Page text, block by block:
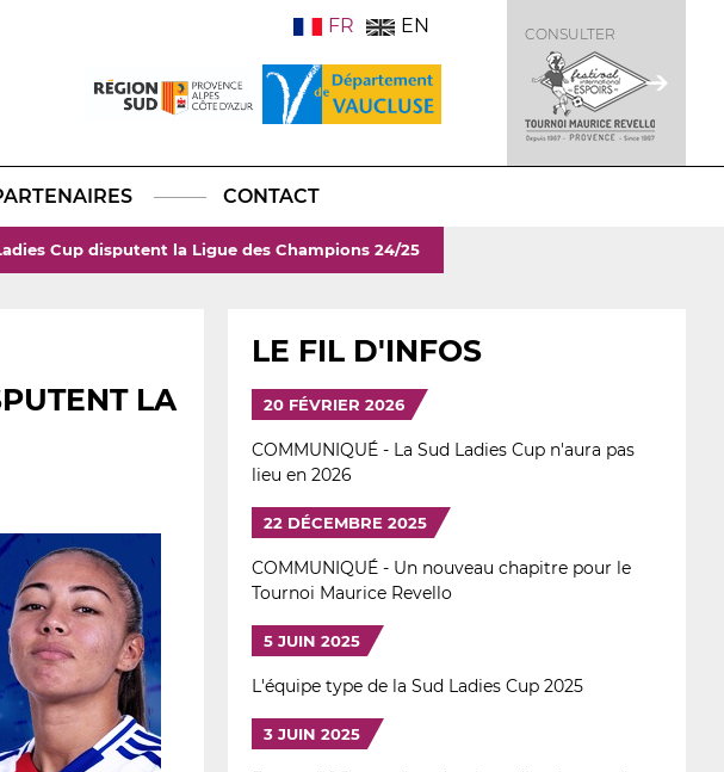
X
FR EN CONSULTER
CONTACT
Cup disputent la Ligue des Champions 24/25
LA
LE FIL D'INFOS
20 FÉVRIER 2026
COMMUNIQUÉ - La Sud Ladies Cup n'aura pas
lieu en 2026
22 DÉCEMBRE 2025
COMMUNIQUÉ - Un nouveau chapitre pour le
Tournoi Maurice Revello
5 JUIN 2025
L'équipe type de la Sud Ladies Cup 2025
3 JUIN 2025